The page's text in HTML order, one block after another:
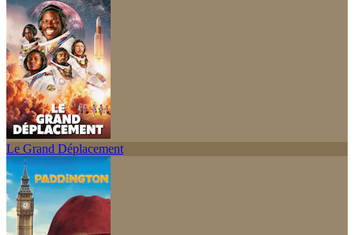
Le Grand Déplacement